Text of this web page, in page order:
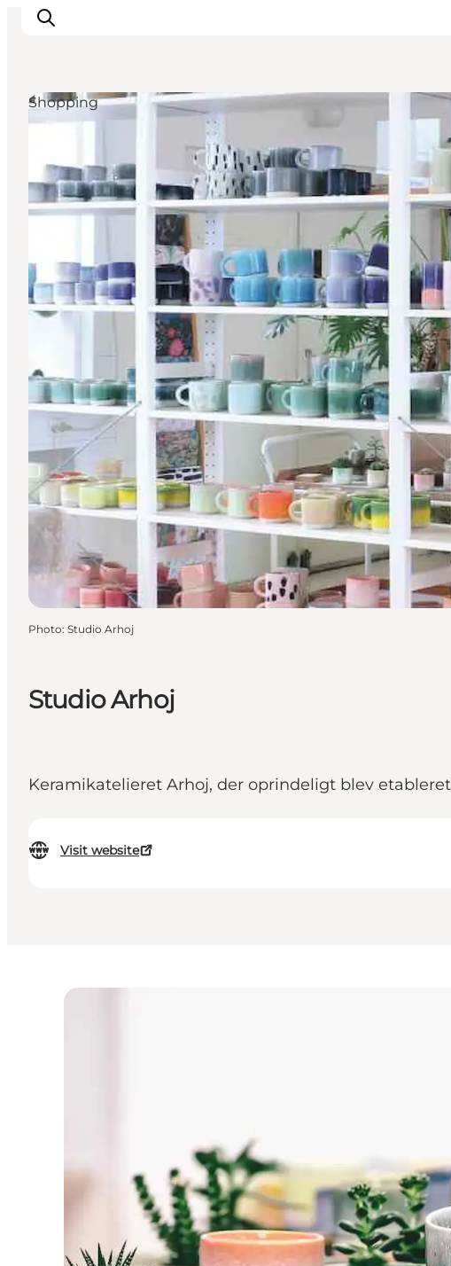
Mat och dryck
Planera din resa
Studio Arhoj
Keramikatelieret Arhoj, der oprindeligt blev
Visit website
Shopping
Photo: Studio Arhoj